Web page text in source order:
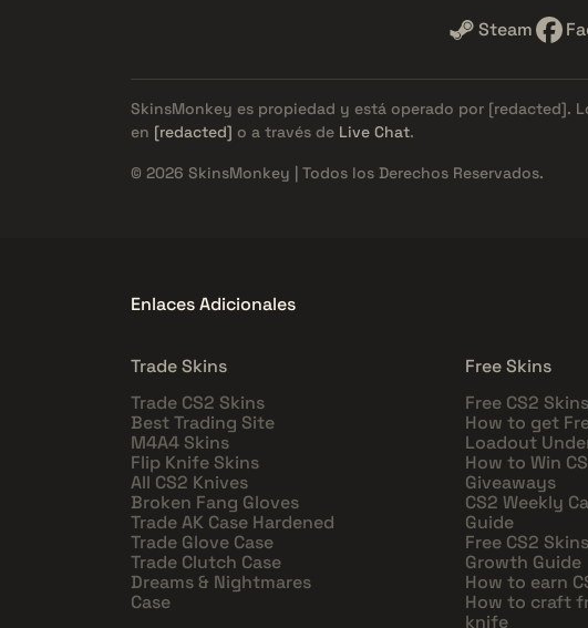
Steam
SkinsMonkey es propiedad y está operado por [redacted].
en [redacted] o a través de Live Chat.
© 2026 SkinsMonkey | Todos los Derechos Reservados.
Enlaces Adicionales
Trade Skins
Trade CS2 Skins
Best Trading Site
M4A4 Skins
Flip Knife Skins
All CS2 Knives
Broken Fang Gloves
Trade AK Case Hardened
Trade Glove Case
Trade Clutch Case
Dreams & Nightmares
Case
Free Skins
Free CS2 Skins
How to get
Loadout
How to Win
Giveaways
CS2 Weekly
Guide
Free CS2
Growth Guide
How to earn
How to craft
knife